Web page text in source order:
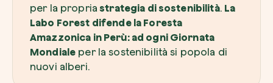
per la propria strategia di sostenibilità. La
Labo Forest difende la Foresta
Amazzonica in Perù: ad ogni Giornata
Mondiale per la sostenibilità si popola di
nuovi alberi.